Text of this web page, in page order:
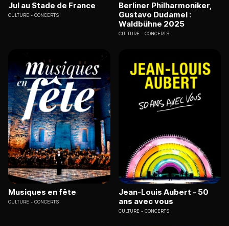
Jul au Stade de France
CULTURE CONCERTS
Berliner Philharmoniker,
Gustavo Dudamel :
Waldbühne 2025
CULTURE CONCERTS
Musiques en fête
CULTURE CONCERTS
Jean-Louis Aubert - 50
ans avec vous
CULTURE CONCERTS